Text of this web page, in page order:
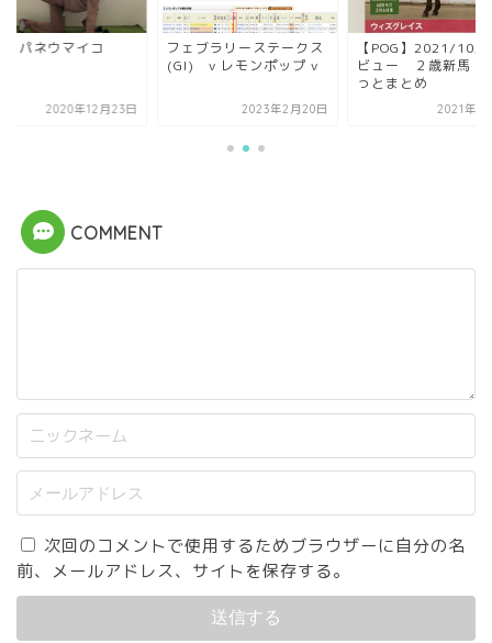
ッパネウマイコ
2020年12月23日
フェブラリーステークス
(GI) v レモンポップ v
2023年2月20日
【POG】2021/10/
ビュー ２歳新馬
っとまとめ
2021年10
COMMENT
次回のコメントで使用するためブラウザーに自分の名
前、メールアドレス、サイトを保存する。